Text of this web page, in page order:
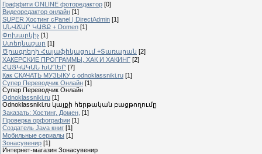
Граффити ONLINE фоторедактор [0]
Видеоредактор онлайн [1]
SUPER Xостинг cPanel | DirectAdmin [1]
ԱՆՎՃԱՐ ԿԱՅՔ + Domen [1]
Փոխարկիչ [1]
Ստեղնաշար [1]
Ծրագրերի Հայաֆիկացում +Տառարան [2]
ХАКЕРСКИЕ ПРОГРАММЫ, ХАК И ХАКИНГ [2]
ՀԱՅԿԱԿԱՆ ԽԱՂԵՐ [7]
Как СКАЧАТЬ МУЗЫКУ с odnoklassniki.ru [1]
Cупер Переводчик Oнлайн [1]
Cупер Переводчик Oнлайн
Odnoklassniki.ru [1]
Odnoklassniki.ru կայքի հերթական բացթողումը
Заказать: Хостинг, Домен, [1]
Проверка орфографии [1]
Создатель Java книг [1]
Мобильные сериалы [1]
Зонасувенир [1]
Интернет-магазин Зонасувенир